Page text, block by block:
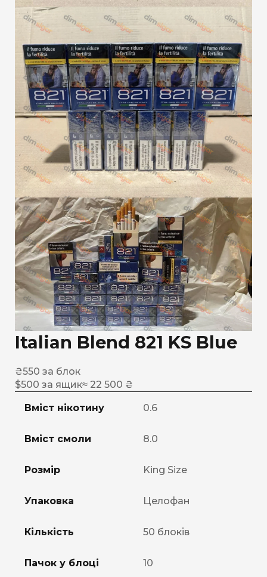
Italian Blend 821 KS Blue
₴550 за блок
$500 за ящик≈ 22 500 ₴
Вміст нікотину 0.6
Вміст смоли 8.0
Розмір King Size
Упаковка Целофан
Кількість 50 блоків
Пачок у блоці 10